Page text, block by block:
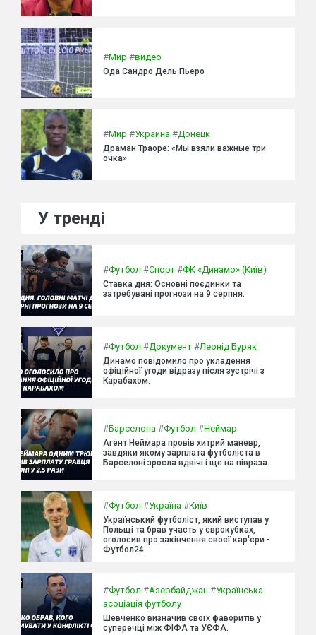
#Мир #видео
Ода Сандро Дель Пьеро
#Мир #Украина #Донецк
Драман Траоре: «Мы взяли важные три
очка»
У тренді
#Футбол #Спорт #ФК «Динамо» (Київ)
Ставка дня: Основні поєдинки та
затребувані прогнози на 9 серпня.
#Футбол #Документ #Леонід Буряк
Динамо повідомило про укладення
офіційної угоди відразу після зустрічі з
Карабахом.
#Барселона #Футбол #Неймар
Агент Неймара провів хитрий маневр,
завдяки якому зарплата футболіста в
Барселоні зросла вдвічі і ще на півраза.
#Футбол #Україна #Київ
Український футболіст, який виступав у
Польщі та брав участь у єврокубках,
оголосив про закінчення своєї кар'єри -
Футбол24.
#Футбол #Азербайджан #Українська
асоціація футболу
Шевченко визначив своїх фаворитів у
суперечці між ФІФА та УЄФА.